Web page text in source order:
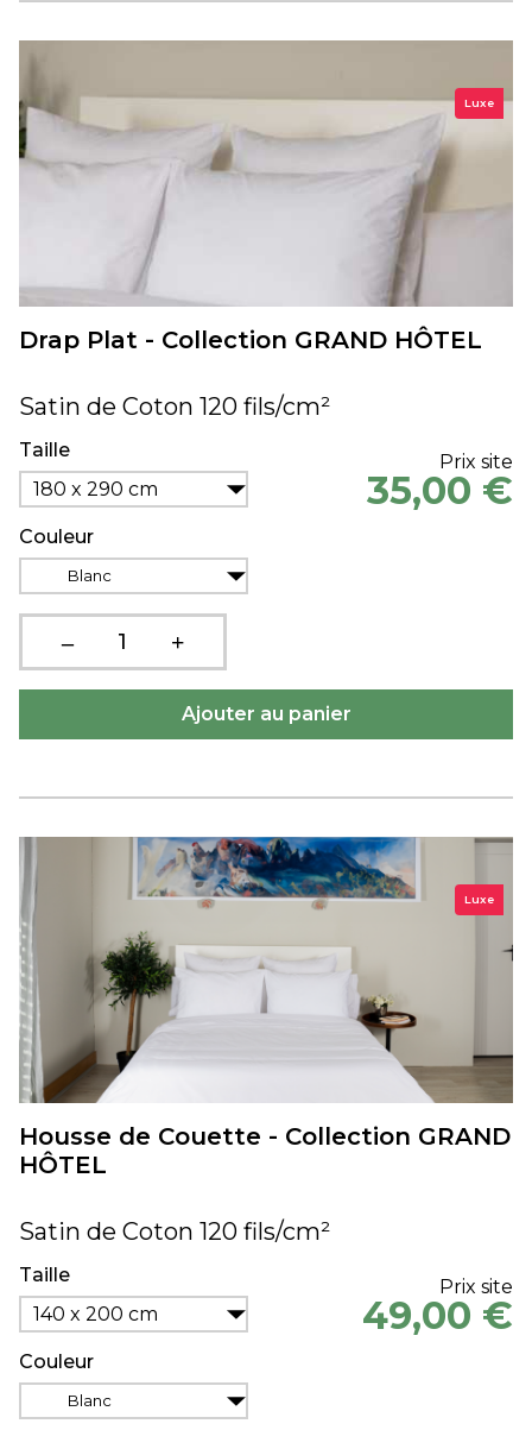
Luxe
Drap Plat - Collection GRAND HÔTEL
Satin de Coton 120 fils/cm²
Taille
180 x 290 cm
Couleur
Blanc
Prix site
35,00 €
Luxe
Housse de Couette - Collection GRAND
HÔTEL
Satin de Coton 120 fils/cm²
Taille
140 x 200 cm
Couleur
Blanc
Prix site
49,00 €